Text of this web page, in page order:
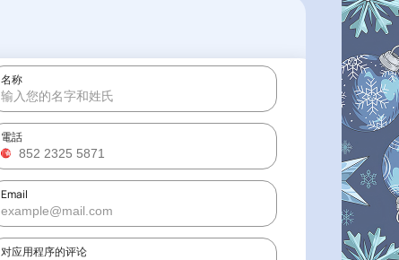
名称
電話
Email
对应用程序的评论